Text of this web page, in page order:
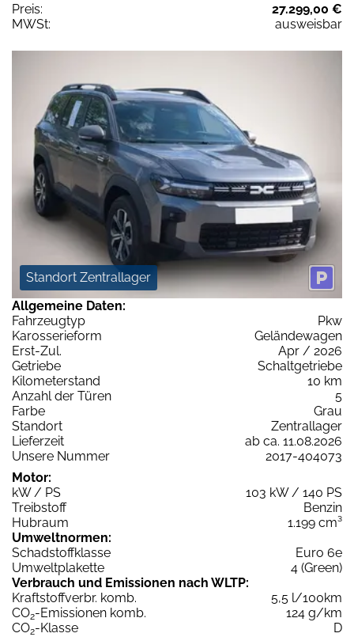
Preis:
27.299,00 €
MWSt:
ausweisbar
Standort Zentrallager
Allgemeine Daten:
Fahrzeugtyp
Pkw
Karosserieform
Geländewagen
Erst-Zul.
Apr / 2026
Getriebe
Schaltgetriebe
Kilometerstand
10 km
Anzahl der Türen
5
Farbe
Grau
Standort
Zentrallager
Lieferzeit
ab ca. 11.08.2026
Unsere Nummer
2017-404073
Motor:
kW / PS
103 kW / 140 PS
Treibstoff
Benzin
Hubraum
1.199 cm³
Umweltnormen:
Schadstoffklasse
Euro 6e
Umweltplakette
4 (Green)
Verbrauch und Emissionen nach WLTP:
Kraftstoffverbr. komb.
5,5 l/100km
CO2-Emissionen komb.
124 g/km
CO2-Klasse D